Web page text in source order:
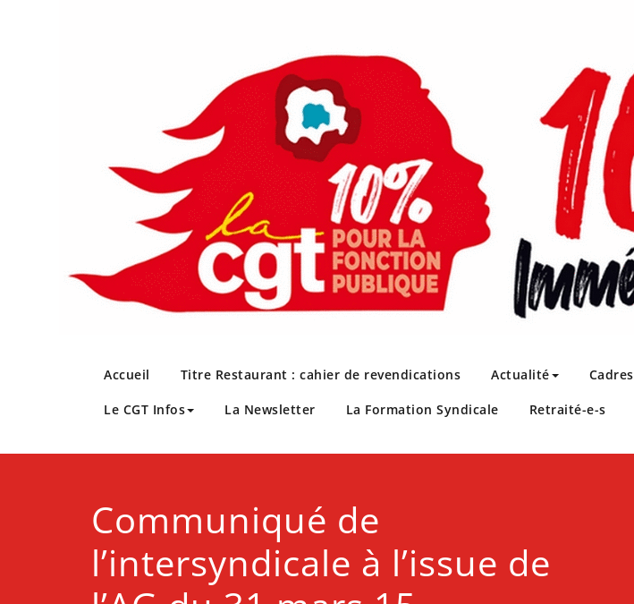
CGT Métropole Européenne de Lille
Accueil Titre Restaurant : cahier de revendications Actualité Cadres
Le CGT Infos La Newsletter La Formation Syndicale Retraité-e-s
Communiqué de
l’intersyndicale à l’issue de